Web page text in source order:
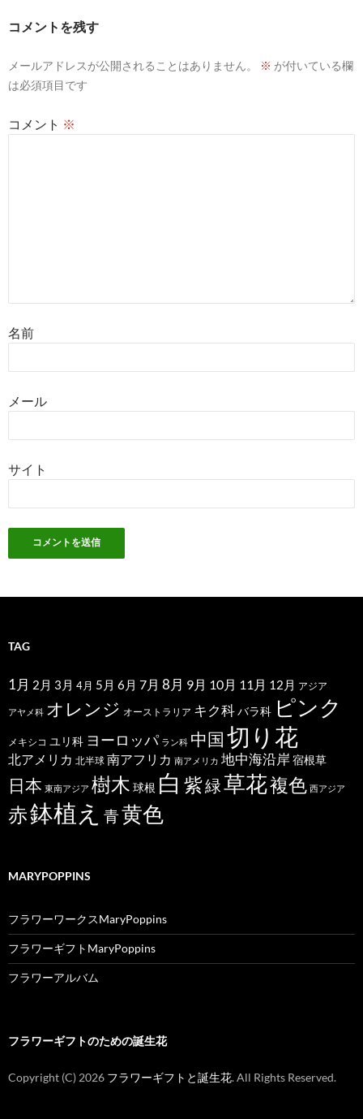
コメントを残す
メールアドレスが公開されることはありません。 ※ が付いている欄
は必須項目です
コメント ※
名前
メール
サイト
TAG
1月 2月 3月 4月 5月 6月 7月 8月 9月 10月 11月 12月 アジア
アヤメ科 オレンジ オーストラリア キク科バラ科 ピンク
メキシコ ユリ科 ヨーロッパ ラン科 中国切り花
北アメリカ 北半球 南アフリカ 南アメリカ 地中海沿岸 宿根草
日本 東南アジア 樹木 球根 白 紫緑草花複色 西アジア
赤鉢植え 青黄色
MARYPOPPINS
フラワーワークスMaryPoppins
フラワーギフトMaryPoppins
フラワーアルバム
フラワーギフトのための誕生花
Copyright (C) 2026 フラワーギフトと誕生花. All Rights Reserved.